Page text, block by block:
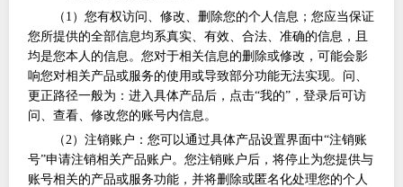
（ 1）您有权访问、修改、删除您的个人信息；您应当保证
您所提供的全部信息均系真实、有效、合法、准确的信息，且
均是您本人的信息。您对于相关信息的删除或修改，可能会影
响您对相关产品或服务的使用或导致部分功能无法实现。问、
更正路径一般为：进入具体产品后，点击“我的”，登录后可访
问、查看、修改您的账号内信息。
（ 2）注销账户：您可以通过具体产品设置界面中“注销账
号”申请注销相关产品账户。您注销账户后，将停止为您提供与
账号相关的产品或服务功能，并将删除或匿名化处理您的个人